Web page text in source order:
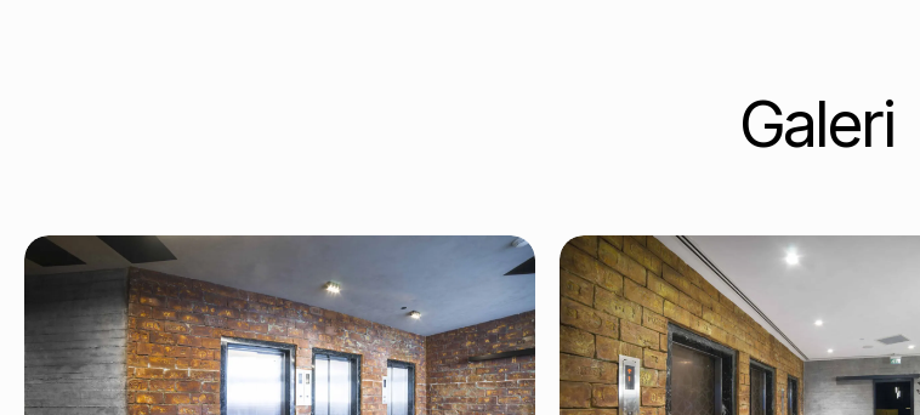
Galeri